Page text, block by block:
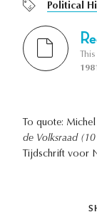
Political
To quote:
de Volksraad
Tijdschrift voor